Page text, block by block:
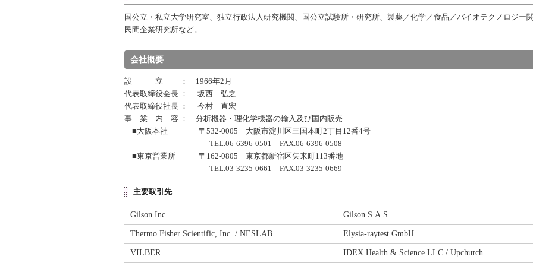
国公立・私立大学研究室、独立行政法人研究機関、国公立試験所・研究所、製薬／化学／食品／バイオテクノロジー
民間企業研究所など。
会社概要
設 立 ： 1966年2月
代表取締役会長 ： 坂西 弘之
代表取締役社長 ： 今村 直宏
事 業 内 容 ： 分析機器・理化学機器の輸入及び国内販売
■大阪本社 〒532-0005 大阪市淀川区三国本町2丁目12番4号
TEL.06-6396-0501 FAX.06-6396-0508
■東京営業所 〒162-0805 東京都新宿区矢来町113番地
TEL.03-3235-0661 FAX.03-3235-0669
主要取引先
Gilson Inc. Gilson S.A.S.
Thermo Fisher Scientific, Inc. / NESLAB Elysia-raytest GmbH
VILBER IDEX Health & Science LLC / Upchurch